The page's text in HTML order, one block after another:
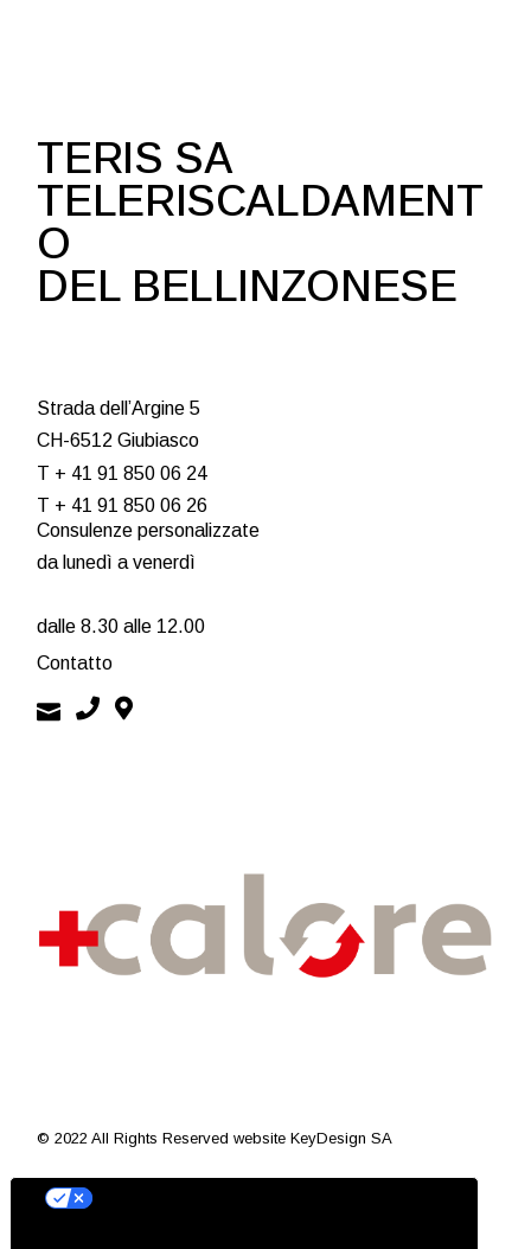
TERIS SA
TELERISCALDAMENT
O
DEL BELLINZONESE
Strada dell’Argine 5
CH-6512 Giubiasco
T + 41 91 850 06 24
T + 41 91 850 06 26
Consulenze personalizzate
da lunedì a venerdì
dalle 8.30 alle 12.00
Contatto
© 2022 All Rights Reservedwebsite KeyDesign SA
Le tue preferenze relative alla privacy